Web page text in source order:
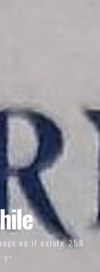
où il existe 258
?"